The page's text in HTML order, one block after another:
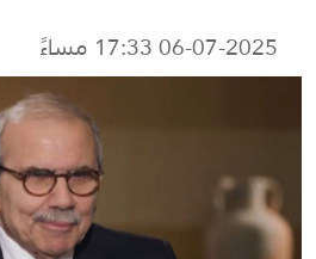
06-07-2025 17:33 مساءً